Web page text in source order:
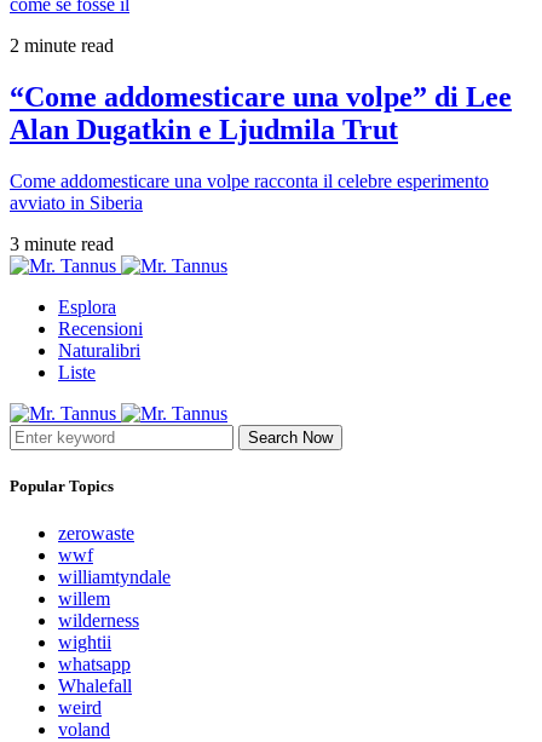
come se fosse il
2 minute read
“Come addomesticare una volpe” di Lee
Alan Dugatkin e Ljudmila Trut
Come addomesticare una volpe racconta il celebre esperimento
avviato in Siberia
3 minute read
Esplora
Recensioni
Naturalibri
Liste
Search Now
Popular Topics
zerowaste
wwf
williamtyndale
willem
wilderness
wightii
whatsapp
Whalefall
weird
voland